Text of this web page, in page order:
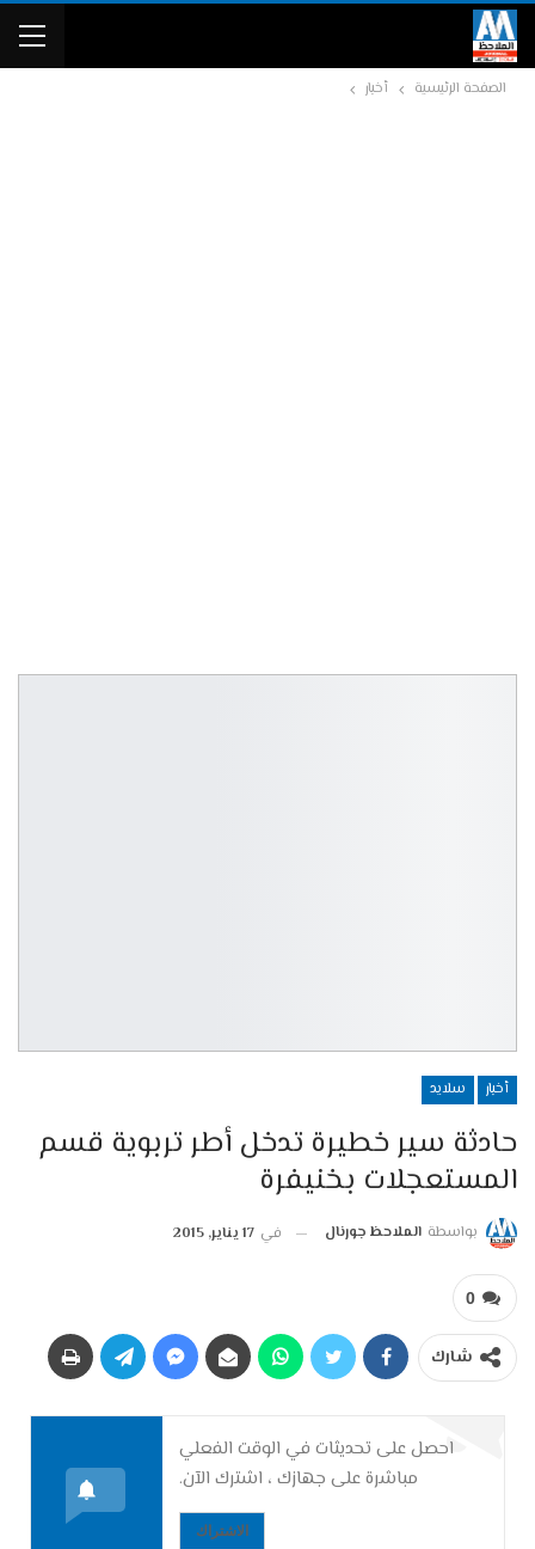
الصفحة الرئيسية أخبار
أخبار سلايد
حادثة سير خطيرة تدخل أطر تربوية قسم
المستعجلات بخنيفرة
بواسطة الملاحظ جورنال في 17 يناير, 2015
0
شارك
احصل على تحديثات في الوقت الفعلي
مباشرة على جهازك ، اشترك الآن.
الاشتراك